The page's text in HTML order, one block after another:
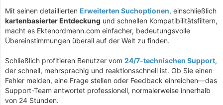
Mit seinen detaillierten Erweiterten Suchoptionen, einschließlich
kartenbasierter Entdeckung und schnellen Kompatibilitätsfiltern,
macht es Ektenordmenn.com einfacher, bedeutungsvolle
Übereinstimmungen überall auf der Welt zu finden.
Schließlich profitieren Benutzer vom 24/7-technischen Support,
der schnell, mehrsprachig und reaktionsschnell ist. Ob Sie einen
Fehler melden, eine Frage stellen oder Feedback einreichen—das
Support-Team antwortet professionell, normalerweise innerhalb
von 24 Stunden.